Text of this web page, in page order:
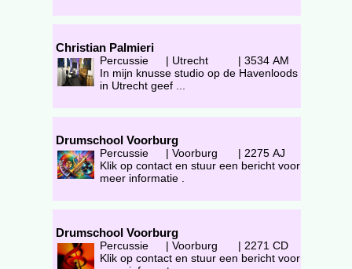
Christian Palmieri
Percussie | Utrecht | 3534 AM
In mijn knusse studio op de Havenloods
in Utrecht geef ...
Drumschool Voorburg
Percussie | Voorburg | 2275 AJ
Klik op contact en stuur een bericht voor
meer informatie .
Drumschool Voorburg
Percussie | Voorburg | 2271 CD
Klik op contact en stuur een bericht voor